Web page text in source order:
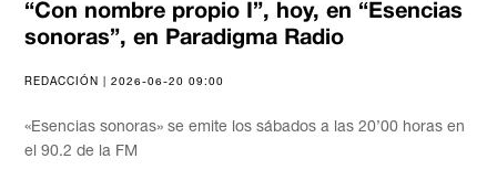
“Con nombre propio I”, hoy, en “Esencias
sonoras”, en Paradigma Radio
REDACCIÓN | 2026-06-20 09:00
«Esencias sonoras» se emite los sábados a las 20’00 horas en
el 90.2 de la FM